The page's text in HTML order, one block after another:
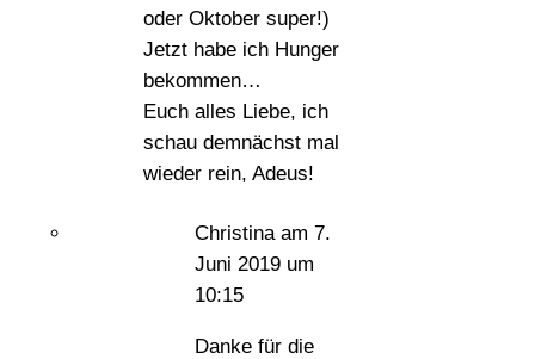
oder Oktober super!)
Jetzt habe ich Hunger
bekommen…
Euch alles Liebe, ich
schau demnächst mal
wieder rein, Adeus!
Christina am 7.
Juni 2019 um
10:15
Danke für die